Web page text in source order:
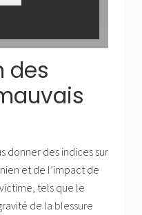
des
donner des indices sur
et de l’impact de
tels que le
de la blessure